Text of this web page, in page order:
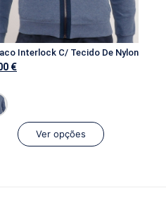
Interlock C/ Tecido De Nylon
€
Ver opções